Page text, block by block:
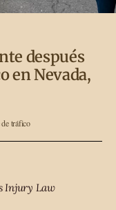
después
en Nevada,
tráfico
Injury Law